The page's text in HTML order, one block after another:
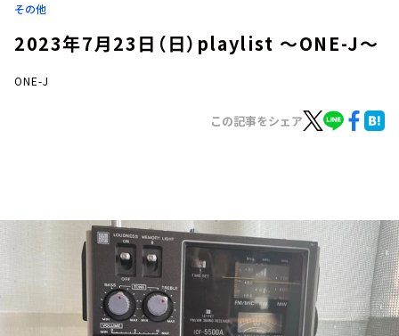
トピックス
TBS Podcast
お知らせ
イベント・グッズ
YouTube
会社情報
その他
2023年7月23日（日）playlist ～ONE-J～
ONE-J
この記事をシェア